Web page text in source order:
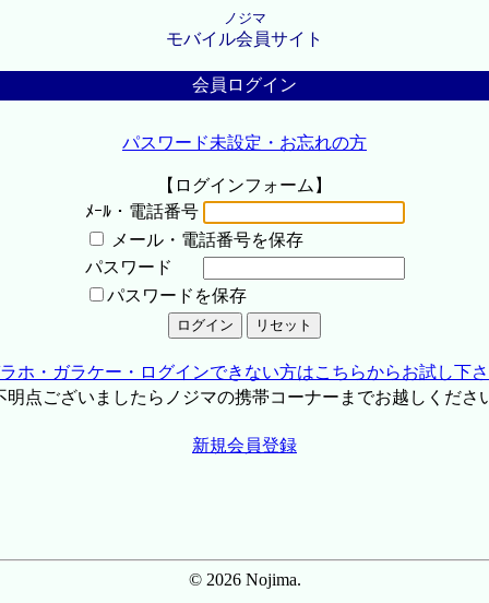
ノジマ
モバイル会員サイト
会員ログイン
パスワード未設定・お忘れの方
【ログインフォーム】
ﾒｰﾙ・電話番号
メール・電話番号を保存
パスワード
パスワードを保存
ホ・ガラケー・ログインできない方はこちらからお試し下
点ございましたらノジマの携帯コーナーまでお越しくださ
新規会員登録
© 2026 Nojima.